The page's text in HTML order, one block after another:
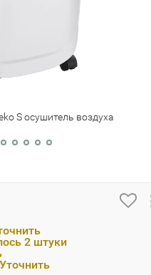
S осушитель воздуха
2 штуки
Уточнить